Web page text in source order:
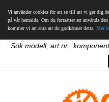
Vi använder cookies för att se till att vi ger dig
på vår hemsida. Om du fortsätter att använda
kommer vi att anta att du godkänner detta. Mer